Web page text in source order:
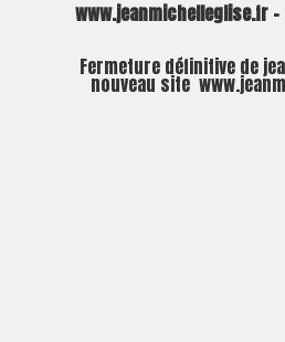
www.jeanmichelleglise.fr
Fermeture définitive de
nouveau site